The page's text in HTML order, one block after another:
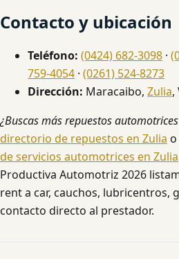
Contacto y ubicación
Teléfono: (0424) 682-3098 ·
759-4054 · (0261) 524-8273
Dirección: Maracaibo, Zulia,
¿Buscas más repuestos
directorio de repuestos en Zulia o
de servicios automotrices en Zulia
Productiva Automotriz 2026
rent a car, cauchos, lubricentros,
contacto directo al prestador.